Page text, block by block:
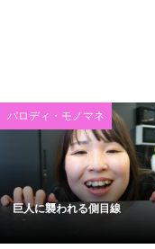
パロディ・モノマネ
巨人に襲われる側目線